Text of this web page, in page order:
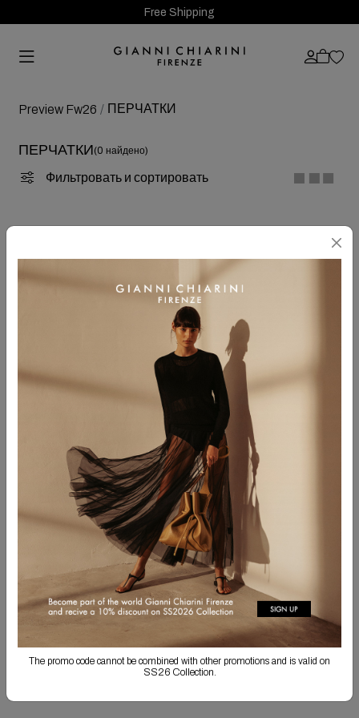
Free Shipping
Preview Fw26 ПЕРЧАТКИ
ПЕРЧАТКИ(0 найдено)
Фильтровать и сортировать
Извините
... в данный момент выбранных статей нет!<\n
Если вы выполняли поиск на сайте, попробуйте
воспользоваться следующими советами и выполните поиск
заново:<\n
Убедитесь, что все слова написаны правильно
Попробуйте использовать другие слова
Попробуйте использовать более общие слова
ПОДПИШИТЕСЬ НА РАССЫЛКУ
Подпишитесь на рассылку, чтобы получать информацию о
коллекциях и эксклюзивные новости.
ПОДПИСАТЬСЯ
Отправляя эту форму, я подтверждаю, что ознакомился с
конфиденциальностив отношении обработки моих данных, и даю согласие на их
обработку в указанных целях.
The promo code cannot be combined with other promotions and is valid on
SS26 Collection.